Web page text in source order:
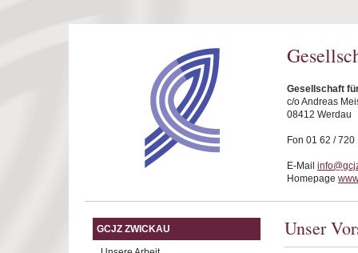
Gesellschaft
c/o Andreas
08412 Werdau
Fon 01 62 / 720
E-Mail
Homepage
GCJZ ZWICKAU Unser